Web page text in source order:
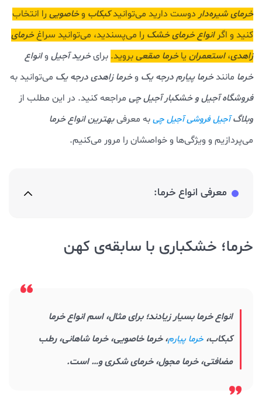
خرمای شیره‌دار دوست دارید می‌توانیدکبکاب وخاصویی را انتخاب
کنید و اگرانواع خرمای خشک را می‌پسندید، می‌توانید سراغخرمای
زاهدی،استعمران یاخرما صقعیبروید. برایخرید آجیل وانواع
خرما مانندخرما پیارم درجه یک وخرما زاهدی درجه یک می‌توانید به
فروشگاه آجیل و خشکبار آجیل چی مراجعه کنید. در این مطلب از
وبلاگآجیل فروشی آجیل چیبه معرفیبهترین انواع خرما
می‌پردازیم و ویژگی‌ها و خواصشان را مرور می‌کنیم.
معرفی انواع خرما:
خرما؛ خشکباری با سابقه‌ی کهن
انواع خرما بسیار زیادند؛ برای مثال، اسم انواع خرما
کبکاب، خرما پیارم، خرما خاصویی، خرما شاهانی، رطب
مضافتی، خرما مجول، خرمای شکری و… است.